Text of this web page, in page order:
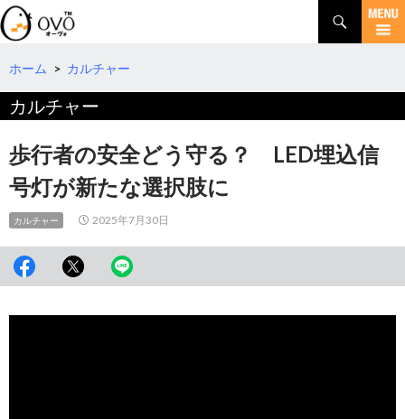
検
索
コ
テ
ツ
へ
動
ホーム > カルチャー
カルチャー
歩行者の安全どう守る？ LED埋込信
号灯が新たな選択肢に
カルチャー 2025年7月30日